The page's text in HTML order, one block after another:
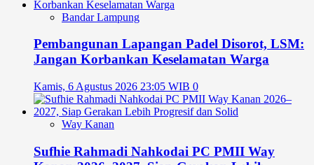
Bandar Lampung
Pembangunan Lapangan Padel Disorot, LSM:
Jangan Korbankan Keselamatan Warga
Kamis, 6 Agustus 2026 23:05 WIB 0
Way Kanan
Sufhie Rahmadi Nahkodai PC PMII Way